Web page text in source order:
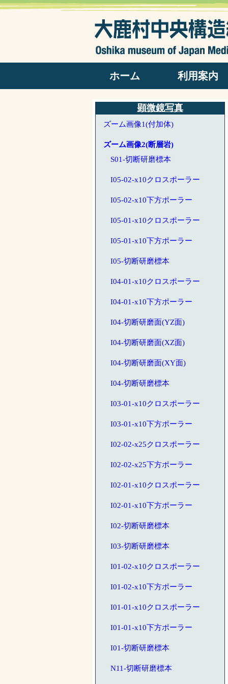
ホーム 利用案内
顕微鏡写真
ズーム画像1(付加体)
ズーム画像2(断層岩)
S01-切断研磨標本
I05-02-x10クロスポーラー
I05-02-x10下方ポーラー
I05-01-x10クロスポーラー
I05-01-x10下方ポーラー
I05-切断研磨標本
I04-01-x10クロスポーラー
I04-01-x10下方ポーラー
I04-切断研磨面(YZ面)
I04-切断研磨面(XZ面)
I04-切断研磨面(XY面)
I04-切断研磨標本
I03-01-x10クロスポーラー
I03-01-x10下方ポーラー
I02-02-x25クロスポーラー
I02-02-x25下方ポーラー
I02-01-x10クロスポーラー
I02-01-x10下方ポーラー
I02-切断研磨標本
I03-切断研磨標本
I01-02-x10クロスポーラー
I01-02-x10下方ポーラー
I01-01-x10クロスポーラー
I01-01-x10下方ポーラー
I01-切断研磨標本
N11-切断研磨標本